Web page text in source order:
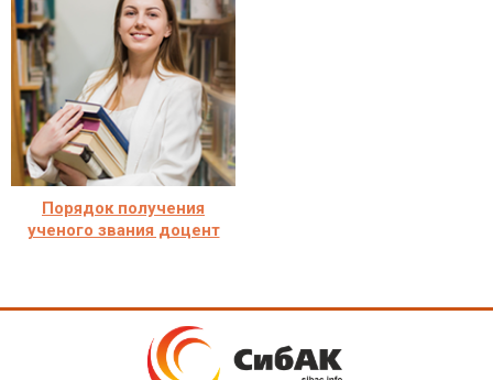
Порядок получения
ученого звания доцент